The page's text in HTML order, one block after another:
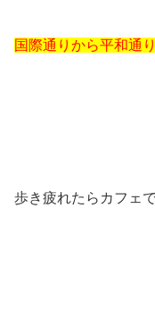
国際通りから平和通
歩き疲れたらカフェ